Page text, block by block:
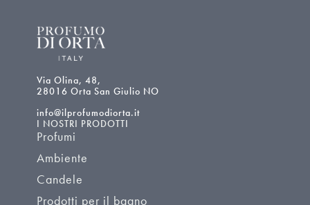
Via Olina, 48,
28016 Orta San Giulio NO
info@ilprofumodiorta.it
I NOSTRI PRODOTTI
Profumi
Ambiente
Candele
Prodotti per il bagno